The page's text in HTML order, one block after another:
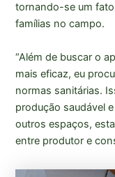
tornando-se um
famílias no campo.
“Além de buscar o
mais eficaz, eu
normas sanitárias.
produção saudável
outros espaços,
entre produtor e